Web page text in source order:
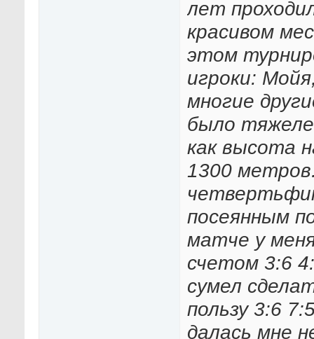
лет
красивом
этом
игроки:
многие
было
как высота
1300
посеянным
матче у
счетом 3:6
сумел
пользу 3:6
далась мне